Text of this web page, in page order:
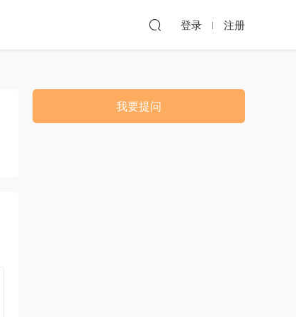
登录 注册
我要提问